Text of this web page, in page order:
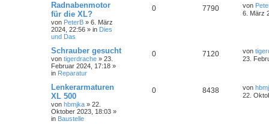
Radnabenmotor
für die XL?
von PeterB » 6. März
2024, 22:56 » in Dies
und Das
0 7790 von
6. März
Schrauber gesucht
von tigerdrache » 23.
Februar 2024, 17:18 »
in Reparatur
0 7120 von
23.
Lenkerarmaturen
XL 500
von hbmjka » 22.
Oktober 2023, 18:03 »
in Baustelle
0 8438 von
22.